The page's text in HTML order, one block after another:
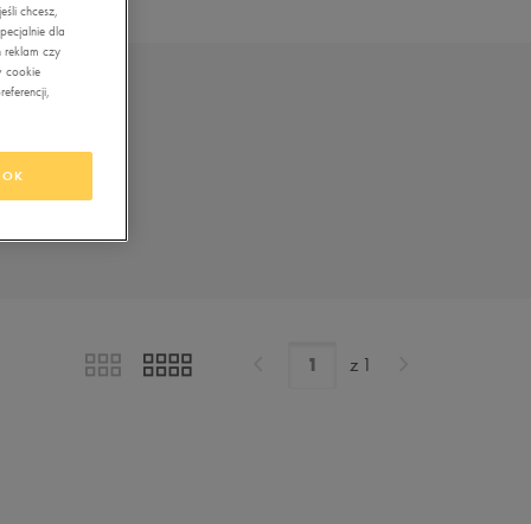
z 1
chcesz,
dla
reklam czy
cookie
OK